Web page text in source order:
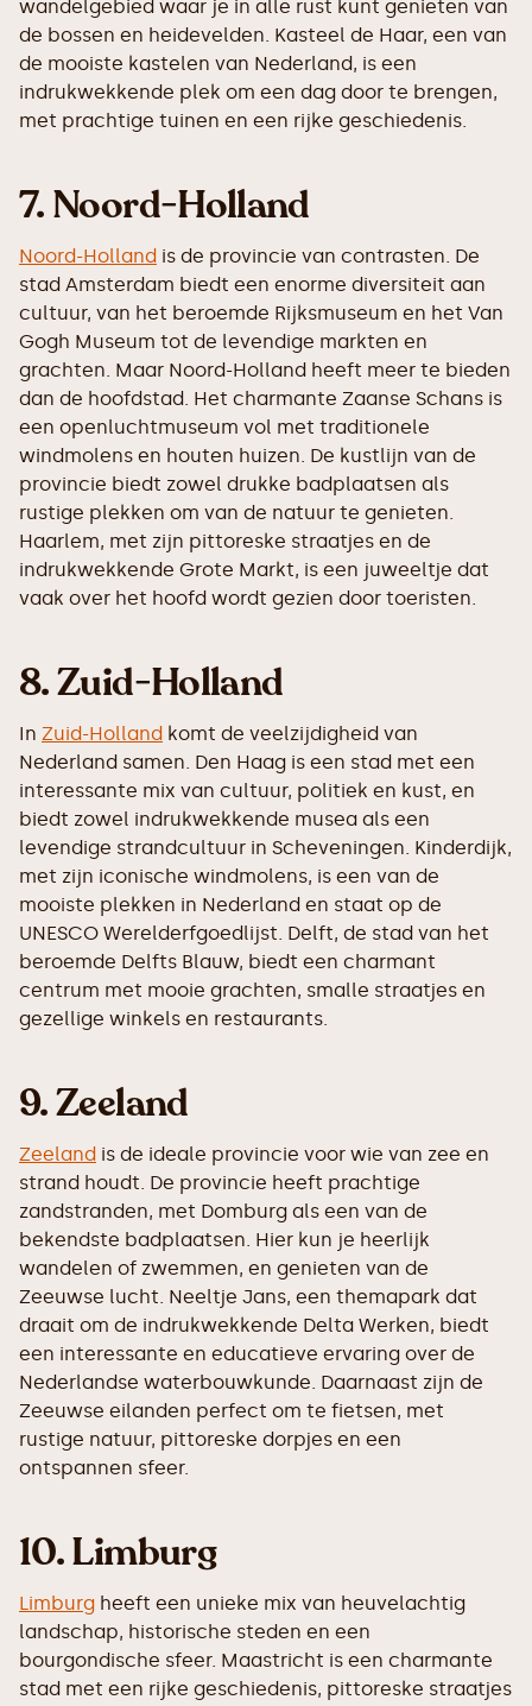
wandelgebied waar je in alle rust kunt genieten van
de bossen en heidevelden. Kasteel de Haar, een van
de mooiste kastelen van Nederland, is een
indrukwekkende plek om een dag door te brengen,
met prachtige tuinen en een rijke geschiedenis.
7. Noord-Holland
Noord-Holland is de provincie van contrasten. De
stad Amsterdam biedt een enorme diversiteit aan
cultuur, van het beroemde Rijksmuseum en het Van
Gogh Museum tot de levendige markten en
grachten. Maar Noord-Holland heeft meer te bieden
dan de hoofdstad. Het charmante Zaanse Schans is
een openluchtmuseum vol met traditionele
windmolens en houten huizen. De kustlijn van de
provincie biedt zowel drukke badplaatsen als
rustige plekken om van de natuur te genieten.
Haarlem, met zijn pittoreske straatjes en de
indrukwekkende Grote Markt, is een juweeltje dat
vaak over het hoofd wordt gezien door toeristen.
8. Zuid-Holland
In Zuid-Holland komt de veelzijdigheid van
Nederland samen. Den Haag is een stad met een
interessante mix van cultuur, politiek en kust, en
biedt zowel indrukwekkende musea als een
levendige strandcultuur in Scheveningen. Kinderdijk,
met zijn iconische windmolens, is een van de
mooiste plekken in Nederland en staat op de
UNESCO Werelderfgoedlijst. Delft, de stad van het
beroemde Delfts Blauw, biedt een charmant
centrum met mooie grachten, smalle straatjes en
gezellige winkels en restaurants.
9. Zeeland
Zeeland is de ideale provincie voor wie van zee en
strand houdt. De provincie heeft prachtige
zandstranden, met Domburg als een van de
bekendste badplaatsen. Hier kun je heerlijk
wandelen of zwemmen, en genieten van de
Zeeuwse lucht. Neeltje Jans, een themapark dat
draait om de indrukwekkende Delta Werken, biedt
een interessante en educatieve ervaring over de
Nederlandse waterbouwkunde. Daarnaast zijn de
Zeeuwse eilanden perfect om te fietsen, met
rustige natuur, pittoreske dorpjes en een
ontspannen sfeer.
10. Limburg
Limburg heeft een unieke mix van heuvelachtig
landschap, historische steden en een
bourgondische sfeer. Maastricht is een charmante
stad met een rijke geschiedenis, pittoreske straatjes